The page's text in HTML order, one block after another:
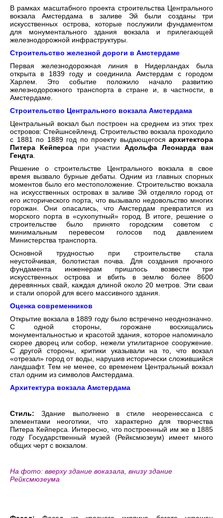
В рамках масштабного проекта строительства Центрального
вокзала Амстердама в заливе Эй были созданы три
искусственных острова, которые послужили фундаментом
для монументального здания вокзала и прилегающей
железнодорожной инфраструктуры.
Строительство железной дороги в Амстердаме
Первая железнодорожная линия в Нидерландах была
открыта в 1839 году и соединила Амстердам с городом
Харлем. Это событие положило начало развитию
железнодорожного транспорта в стране и, в частности, в
Амстердаме.
Строительство Центрального вокзала Амстердама
Центральный вокзал был построен на среднем из этих трех
островов: Стейшнсейленд. Строительство вокзала проходило
с 1881 по 1889 год по проекту выдающегося архитектора
Питера Кейперса при участии Адольфа Леонарда ван
Гендта.
Решение о строительстве Центрального вокзала в свое
время вызвало бурные дебаты. Одним из главных спорных
моментов было его местоположение. Строительство вокзала
на искусственных островах в заливе Эй отделяло город от
его исторического порта, что вызывало недовольство многих
горожан. Они опасались, что Амстердам превратится из
морского порта в «сухопутный» город. В итоге, решение о
строительстве было принято городским советом с
минимальным перевесом голосов под давлением
Министерства транспорта.
Основной трудностью при строительстве стала
неустойчивая, болотистая почва. Для создания прочного
фундамента инженерам пришлось возвести три
искусственных острова и вбить в землю более 8600
деревянных свай, каждая длиной около 20 метров. Эти сваи
и стали опорой для всего массивного здания.
Оценка современников
Открытие вокзала в 1889 году было встречено неоднозначно.
С одной стороны, горожане восхищались
монументальностью и красотой здания, которое напоминало
скорее дворец или собор, нежели утилитарное сооружение.
С другой стороны, критики указывали на то, что вокзал
«отрезал» город от воды, нарушив исторически сложившийся
ландшафт. Тем не менее, со временем Центральный вокзал
стал одним из символов Амстердама.
Архитектура вокзала Амстердама
Стиль: Здание выполнено в стиле неоренессанса с
элементами неоготики, что характерно для творчества
Питера Кейперса. Интересно, что построенный им же в 1885
году Государственный музей (Рейксмюзеум) имеет много
общих черт с вокзалом.
На фото: вверху здание воказала, внизу здание
Рейксмюзеума